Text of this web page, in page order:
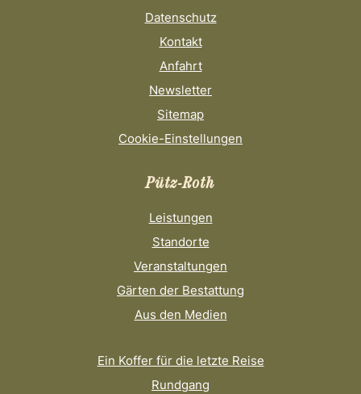
Datenschutz
Kontakt
Anfahrt
Newsletter
Sitemap
Cookie-Einstellungen
Pütz-Roth
Leistungen
Standorte
Veranstaltungen
Gärten der Bestattung
Aus den Medien
Ein Koffer für die letzte Reise
Rundgang